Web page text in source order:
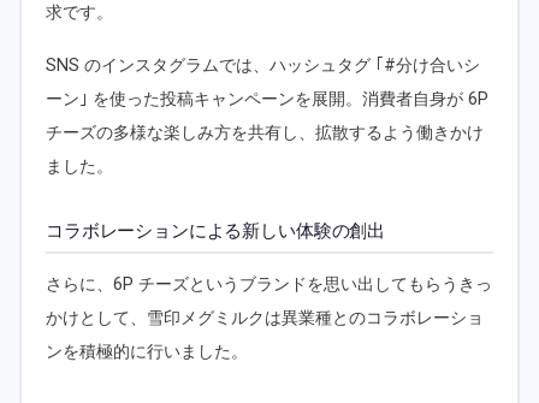
求です。
SNS のインスタグラムでは、ハッシュタグ ｢#分け合いシ
ーン｣ を使った投稿キャンペーンを展開。消費者自身が 6P
チーズの多様な楽しみ方を共有し、拡散するよう働きかけ
ました。
コラボレーションによる新しい体験の創出
さらに、6P チーズというブランドを思い出してもらうきっ
かけとして、雪印メグミルクは異業種とのコラボレーショ
ンを積極的に行いました。